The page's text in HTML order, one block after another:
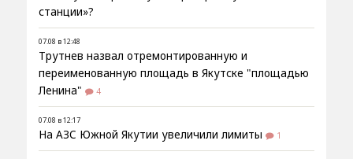
станции»?
07.08 в 12:48
Трутнев назвал отремонтированную и
переименованную площадь в Якутске "площадью
Ленина"
4
07.08 в 12:17
На АЗС Южной Якутии увеличили лимиты 1